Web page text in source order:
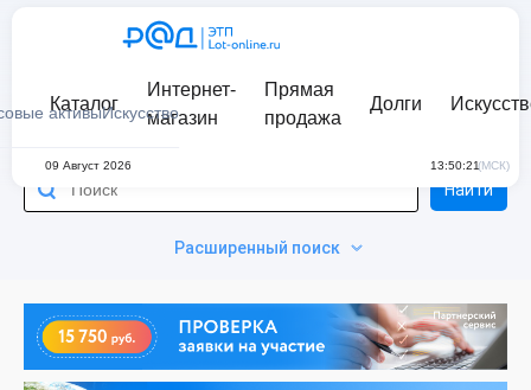
активыИскусство
Каталог
Интернет-
магазин
Прямая
продажа
Долги
09 Август 2026 13:50:21(МСК)
Расширенный поиск
Найти